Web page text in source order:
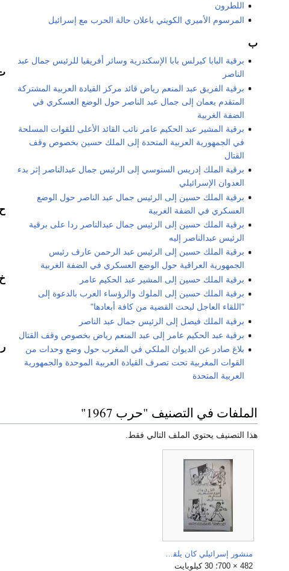
اللطرون
المرسوم الأميري الكويتي باعلان حالة الحرب مع إسرائيل
ب
برقية البابا كيرلس بابا الإسكندرية وسائر أفريقيا للرئيس جمال عبد
الناصر
برقية الفريق عبد المنعم رياض قائد مركز القيادة العربية المشتركة
المتقدم بعمان إلى جمال عبد الناصر حول الوضع العسكري في
الضفة الغربية
برقية المشير عبد الحكيم عامر نائب القائد الأعلى للقوات المسلحة
في الجمهورية العربية المتحدة إلى الملك حسين بخصوص وقف
القتال
برقية الملك إدريس السنوسي إلى الرئيس جمال عبدالناصر إثر بدء
العدوان الإسرائيلي
برقية الملك حسين إلى الرئيس جمال عبد الناصر حول الوضع
العسكري في الضفة الغربية
برقية الملك حسين إلى الرئيس جمال عبدالناصر ردا على برقية
الرئيس عبدالناصر إليه
برقية الملك حسين إلى الرئيس عبد الرحمن عارف رئيس
الجمهورية العراقية حول الوضع العسكري في الضفة الغربية
برقية الملك حسين إلى المشير عبد الحكيم عامر
برقية الملك حسين إلى الملوك والرؤساء العرب بالدعوة إلى
"اللقاء العاجل لبحث القضية من كافة أبعادها"
برقية الملك فيصل إلى الرئيس جمال عبد الناصر
برقية عبد الحكيم عامر إلى عبد المنعم رياض بخصوص وقف القتال
بلاغ صادر عن الديوان الملكي في المغرب حول وضع وحدات من
القوات المغربية تحت تصرف القيادة العربية الموحدة والجمهورية
العربية المتحدة
ح
خ
ر
الملفات في التصنيف "حرب 1967"
هذا التصنيف يحتوي الملف التالي فقط.
482 × 700؛ 30 كيلوبايت